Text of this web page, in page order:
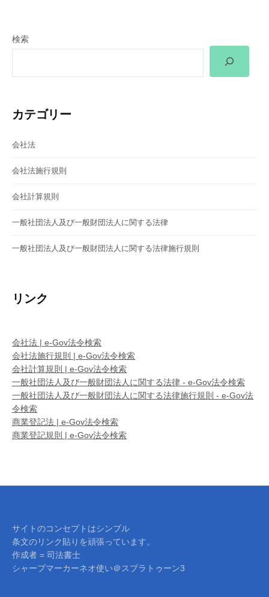
ー
シ
検索
カテゴリー
会社法
会社法施行規則
会社計算規則
一般社団法人及び一般財団法人に関する法律
一般社団法人及び一般財団法人に関する法律施行規則
リンク
会社法 | e-Gov法令検索
会社法施行規則 | e-Gov法令検索
会社計算規則 | e-Gov法令検索
一般社団法人及び一般財団法人に関する法律 - e-Gov法令検索
一般社団法人及び一般財団法人に関する法律施行規則 - e-Gov法
令検索
商業登記法 | e-Gov法令検索
商業登記規則 | e-Gov法令検索
サイトのコンセプトはシンプル
条文のリンク貼りを頑張っています。
作成者 = 司法書士
シャープマーカーネオ使い＠スプラトゥーン3